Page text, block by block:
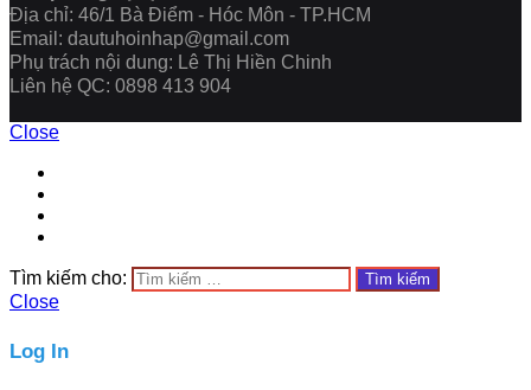
Địa chỉ: 46/1 Bà Điểm - Hóc Môn - TP.HCM
Email: dautuhoinhap@gmail.com
Phụ trách nội dung: Lê Thị Hiền Chinh
Liên hệ QC: 0898 413 904
Close
Tìm kiếm cho:
Close
Log In